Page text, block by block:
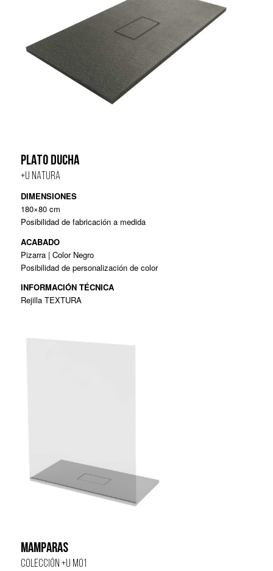
PLATO DUCHA
+U NATURA
DIMENSIONES
180×80 cm
Posibilidad de fabricación a medida
ACABADO
Pizarra | Color Negro
Posibilidad de personalización de color
INFORMACIÓN TÉCNICA
Rejilla TEXTURA
MAMPARAS
COLECCIÓN +U M01